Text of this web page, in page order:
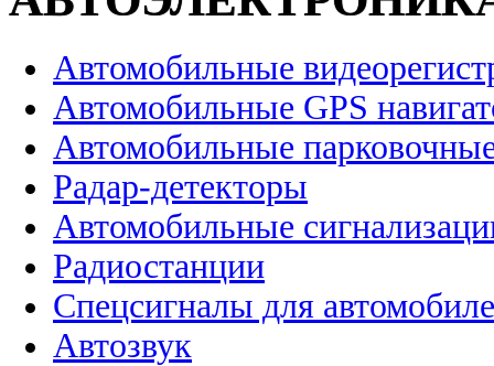
Автомобильные
Автомобильные GPS
Автомобильные
Радар-детекторы
Автомобильные
Радиостанции
Спецсигналы для
Автозвук